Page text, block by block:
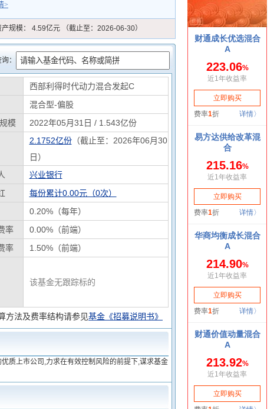
>
规模： 4.59亿元 （截止至：2026-06-30）
：
西部利得时代动力混合发起C
混合型-偏股
模 2022年05月31日 / 1.543亿份
2.1752亿份（截止至：2026年06月30
日）
兴业银行
每份累计0.00元（0次）
0.20%（每年）
率
0.00%（前端）
率 1.50%（前端）
该基金无跟踪标的
方法及费率结构请参见基金《招募说明书》
质上市公司,力求在有效控制风险的前提下,谋求基金